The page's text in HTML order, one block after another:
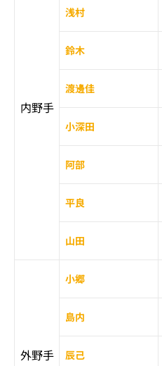
内野手
浅村
鈴木
渡邊佳
小深田
阿部
平良
山田
外野手
小郷
島内
辰己